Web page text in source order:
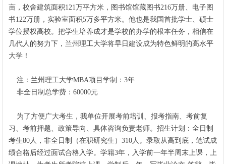
亩，校舍建筑面积121万平方米，图书馆馆藏图书216万册、电子图
书122万册，实验室面积5万多平方米。他也是我国首批学士、硕士
学位授权高校。把学生培养成才是学校的办学的根本任务，相信在
几代人的努力下，兰州理工大学将早日建设成为特色鲜明的高水平
大学！
注：兰州理工大学MBA项目学制：3年
非全日制总学费：60000元
为了方便广大考生，我单位开展考前培训、报考指南、考前复
习、考前押题、政策导向、具体咨询负责老师。招生计划：全日制
考生80人，非全日制（在职研究生）310人。录取从高到底，笔试成
绩合格后经过面试合格入学。学籍3年，入学前一年半周末上课，上